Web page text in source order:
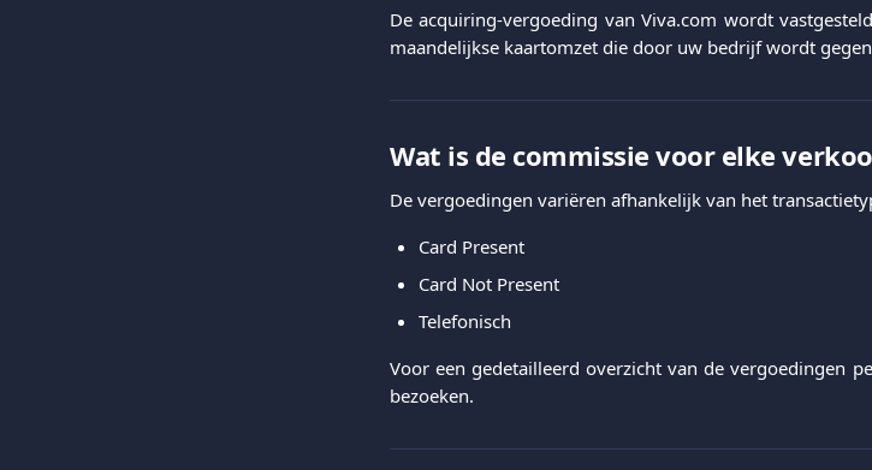
De acquiring-vergoeding van Viva.com wordt
maandelijkse kaartomzet die door uw bedrijf wordt
Wat is de commissie voor elke
De vergoedingen variëren afhankelijk van het
Card Present
Card Not Present
Telefonisch
Voor een gedetailleerd overzicht van de vergoedingen
bezoeken.